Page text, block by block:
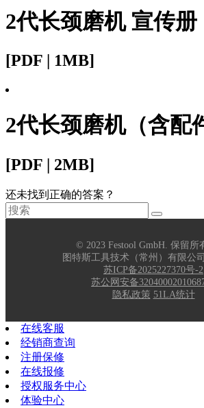
2代长颈磨机 宣传册
[PDF | 1MB]
2代长颈磨机（含配
[PDF | 2MB]
还未找到正确的答案？
© 2023 Festool GmbH. 保留所
图特斯工具技术（常州）有限公
苏ICP备2025227370号-2
苏公网安备
隐私政策 51LA统计
在线客服
经销商查询
注册保修
在线报修
授权服务中心
体验中心